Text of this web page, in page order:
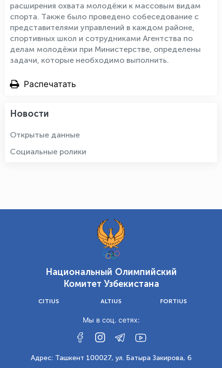
расширения охвата молодёжи к массовым видам
спорта. Также было проведено собеседование с
представителями управлений в каждом районе,
спортивных школ и сотрудниками Агентства по
делам молодёжи при Министерстве, определены
задачи, которые необходимо выполнить.
Распечатать
Новости
Открытые данные
Социальные ролики
Национальный Олимпийский
Комитет Узбекистана
CITIUS ALTIUS FORTIUS
Мы в соц. сетях:
Адрес: Ташкент 100027, ул. Батыра Закирова, 6